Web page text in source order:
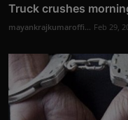
Truck crushes
mayankrajkumaroffi... Feb 29,